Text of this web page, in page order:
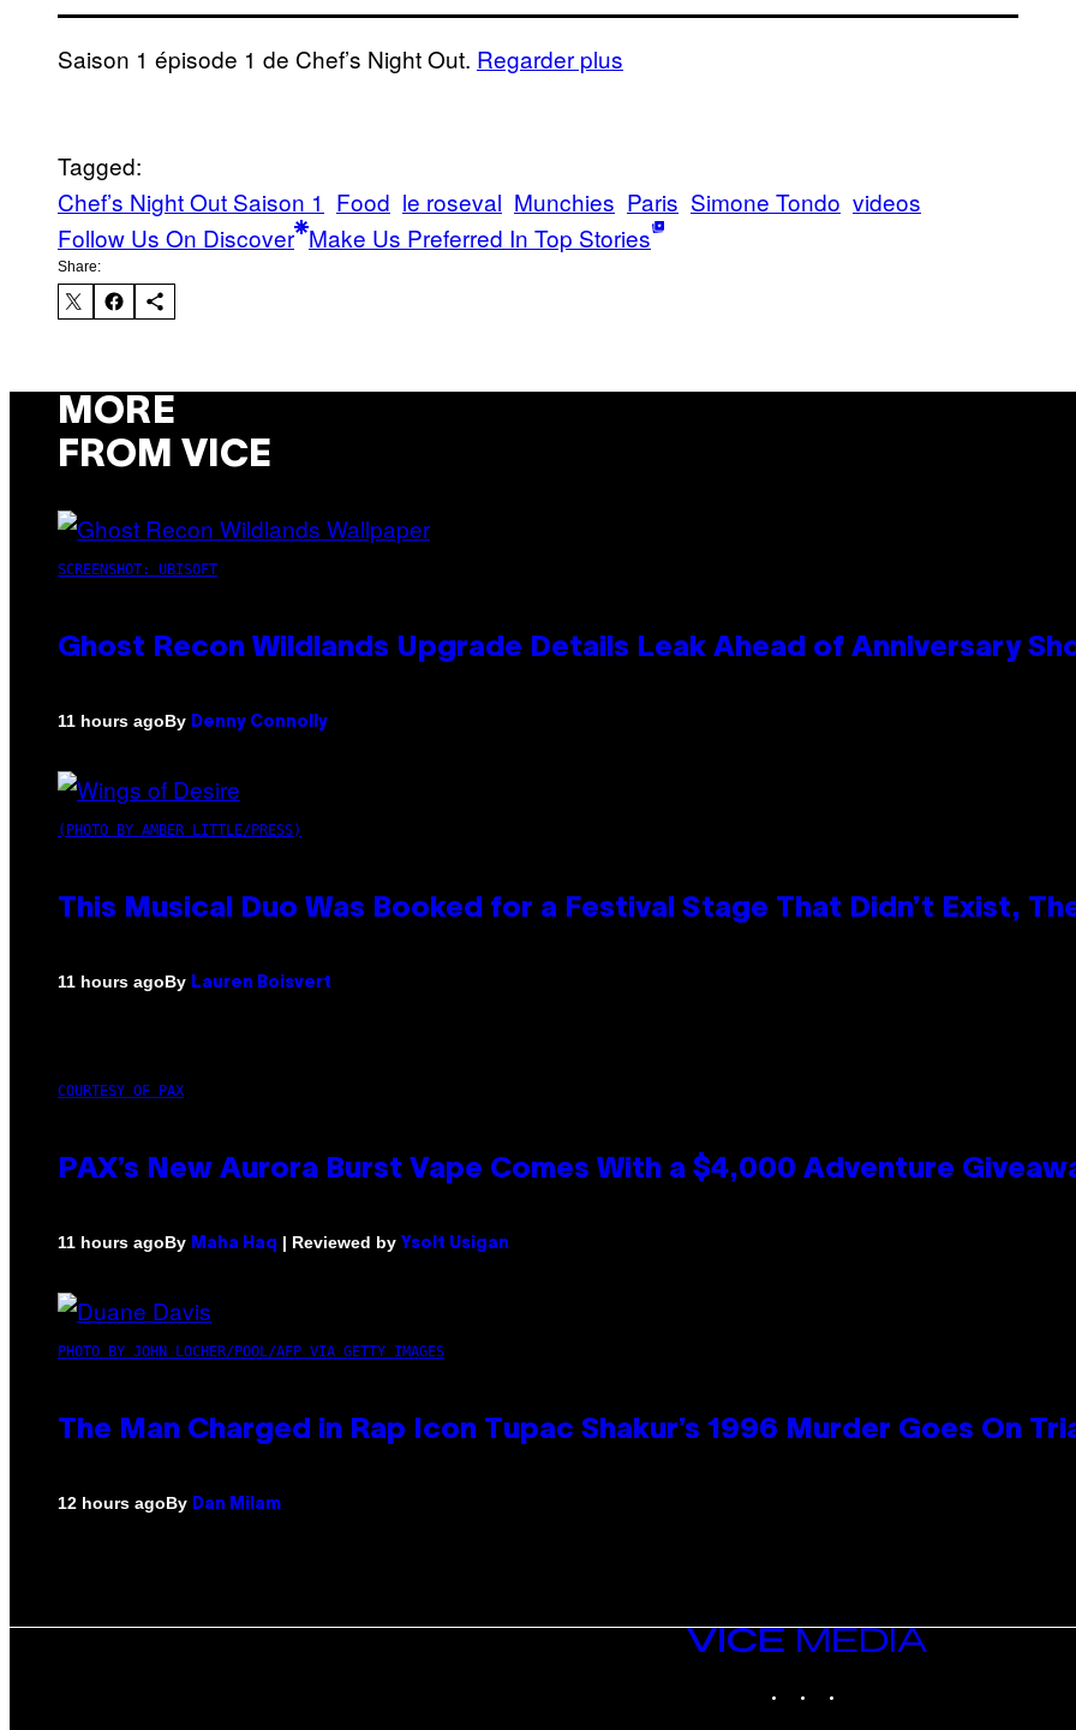
Saison 1 épisode 1 de Chef’s Night Out. Regarder plus
Tagged:
Chef’s Night Out Saison 1 Food le roseval Munchies Paris Simone Tondo videos
Follow Us On Discover Make Us Preferred In Top Stories
Share:
MORE
FROM VICE
SCREENSHOT: UBISOFT
Ghost Recon Wildlands Upgrade Details Leak Ahead of Anniversary
11 hours agoBy Denny Connolly
(PHOTO BY AMBER LITTLE/PRESS)
This Musical Duo Was Booked for a Festival Stage That Didn’t Exist,
11 hours agoBy Lauren Boisvert
COURTESY OF PAX
PAX’s New Aurora Burst Vape Comes With a $4,000 Adventure
11 hours agoBy Maha Haq | Reviewed by Ysolt Usigan
PHOTO BY JOHN LOCHER/POOL/AFP VIA GETTY IMAGES
The Man Charged in Rap Icon Tupac Shakur’s 1996 Murder Goes On
12 hours agoBy Dan Milam
VICE
MEDIA